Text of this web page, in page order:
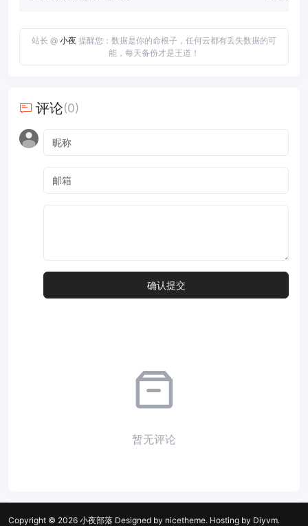
站长 @ 小夜 提醒您：数据是你的命根子，任何云都有丢失数据的可
能，每天备份才是王道！
评论(0)
暂无评论
Copyright © 2026 小夜部落 Designed by nicetheme. Hosting by Diyvm.